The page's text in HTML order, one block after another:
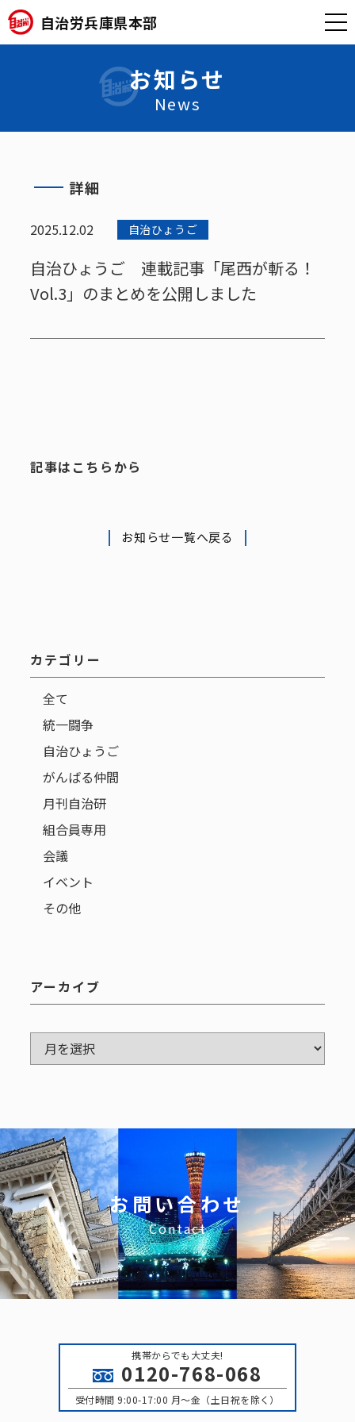
自治労兵庫県本部
お知らせ
News
詳細
2025.12.02 自治ひょうご
自治ひょうご 連載記事「尾西が斬る！
Vol.3」のまとめを公開しました
記事はこちらから
お知らせ一覧へ戻る
カテゴリー
全て
統一闘争
自治ひょうご
がんばる仲間
月刊自治研
組合員専用
会議
イベント
その他
アーカイブ
ア
お問い合わせ
Contact
携帯からでも大丈夫!
0120-768-068
受付時間 9:00-17:00 月〜金（土日祝を除く）